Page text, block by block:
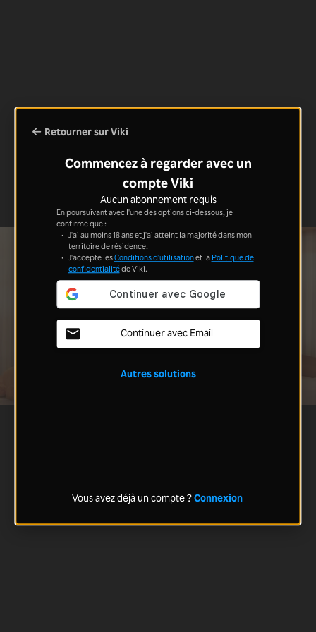
Retourner sur Viki
Commencez à regarder avec un
compte Viki
Aucun abonnement requis
En poursuivant avec l'une des options ci-dessous, je
confirme que :
J'ai au moins 18 ans et j'ai atteint la majorité dans mon
territoire de résidence.
J'accepte lesConditions d'utilisationet la Politique de
confidentialitéde Viki.
Continuer avec Email
Autres solutions
Vous avez déjà un compte ?Connexion